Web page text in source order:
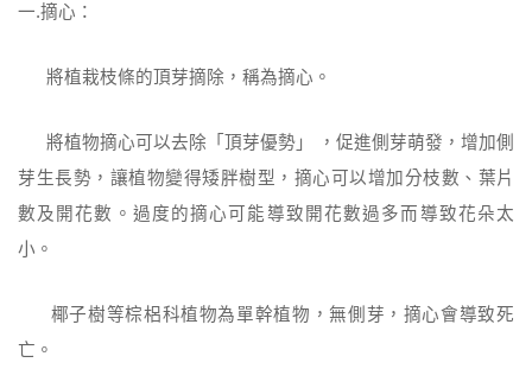
一.摘心：
將植栽枝條的頂芽摘除，稱為摘心。
將植物摘心可以去除「頂芽優勢」 ，促進側芽萌發，增加側
芽生長勢，讓植物變得矮胖樹型，摘心可以增加分枝數、葉片
數及開花數。過度的摘心可能導致開花數過多而導致花朵太
小。
椰子樹等棕梠科植物為單幹植物，無側芽，摘心會導致死
亡。